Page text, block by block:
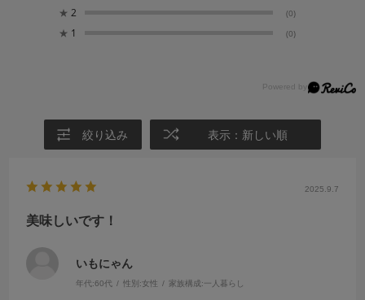
★ 2 (0)
★ 1 (0)
絞り込み 表示：新しい順
2025.9.7
美味しいです！
いもにゃん
年代:60代 性別:女性 家族構成:一人暮らし